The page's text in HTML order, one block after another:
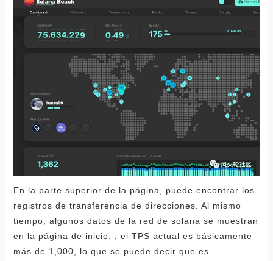
En la parte superior de la página, puede encontrar los
registros de transferencia de direcciones. Al mismo
tiempo, algunos datos de la red de solana se muestran
en la página de inicio. , el TPS actual es básicamente
más de 1,000, lo que se puede decir que es